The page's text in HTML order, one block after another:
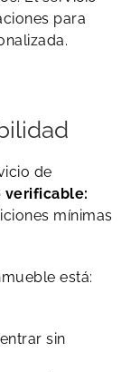
para
de
verificable:
mínimas
está:
sin